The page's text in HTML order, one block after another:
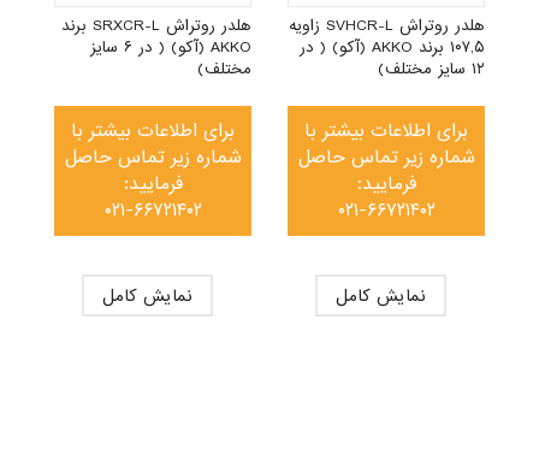
هلدر روتراش SRXCR-L برند
AKKO (آکو) ( در ۶ سایز
مختلف)
برای اطلاعات بیشتر با
شماره زیر تماس حاصل
فرمایید:
۰۲۱-۶۶۷۲۱۴۰۲
نمایش کامل
هلدر روتراش SVHCR-L زاویه
۱۰۷,۵ برند AKKO (آکو) ( در
۱۲ سایز مختلف)
برای اطلاعات بیشتر با
شماره زیر تماس حاصل
فرمایید:
۰۲۱-۶۶۷۲۱۴۰۲
نمایش کامل